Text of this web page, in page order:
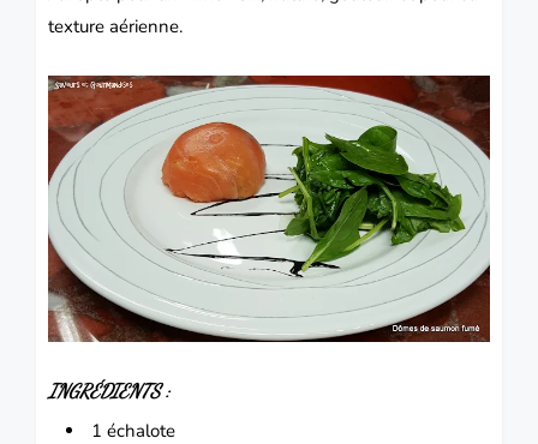
texture aérienne.
INGRÉDIENTS :
1 échalote